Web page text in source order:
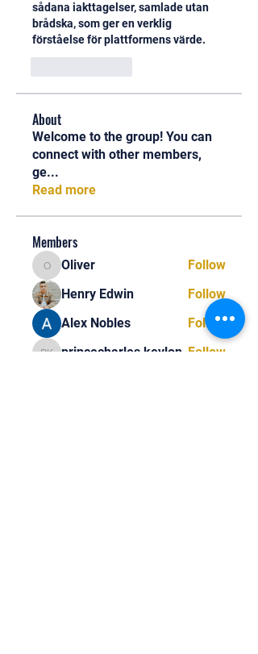
sådana iakttagelser, samlade utan
brådska, som ger en verklig
förståelse för plattformens värde.
About
Welcome to the group! You can
connect with other members,
ge...
Read more
Members
OliverOliver
Follow
Henry Edwin
Follow
Alex Nobles
Follow
princecharles keylon Follow